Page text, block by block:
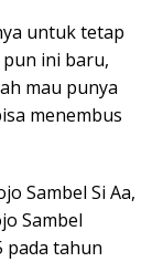
untuk tetap
pun ini baru,
mau punya
menembus
Sambel Si Aa,
Sambel
pada tahun